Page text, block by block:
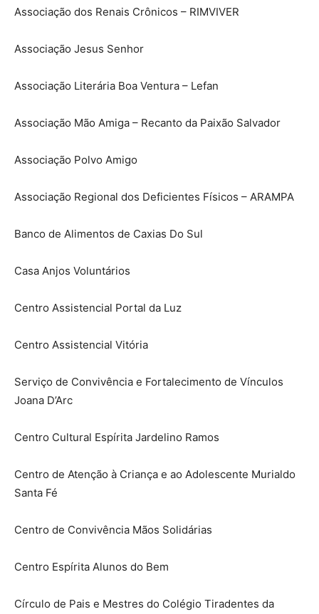
Associação dos Renais Crônicos – RIMVIVER
Associação Jesus Senhor
Associação Literária Boa Ventura – Lefan
Associação Mão Amiga – Recanto da Paixão Salvador
Associação Polvo Amigo
Associação Regional dos Deficientes Físicos – ARAMPA
Banco de Alimentos de Caxias Do Sul
Casa Anjos Voluntários
Centro Assistencial Portal da Luz
Centro Assistencial Vitória
Serviço de Convivência e Fortalecimento de Vínculos
Joana D’Arc
Centro Cultural Espírita Jardelino Ramos
Centro de Atenção à Criança e ao Adolescente Murialdo
Santa Fé
Centro de Convivência Mãos Solidárias
Centro Espírita Alunos do Bem
Círculo de Pais e Mestres do Colégio Tiradentes da